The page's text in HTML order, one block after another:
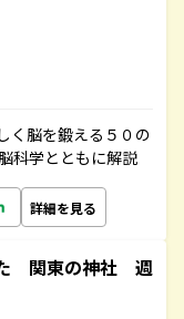
く脳を鍛える５０の
科学とともに解説
詳細を見る
関東の神社 週